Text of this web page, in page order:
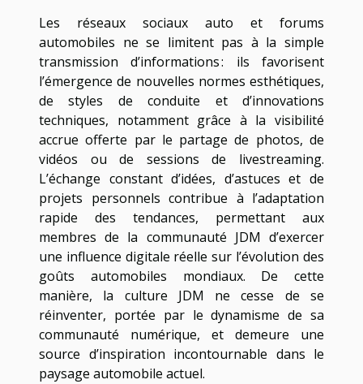
Les réseaux sociaux auto et forums
automobiles ne se limitent pas à la simple
transmission d’informations : ils favorisent
l’émergence de nouvelles normes esthétiques,
de styles de conduite et d’innovations
techniques, notamment grâce à la visibilité
accrue offerte par le partage de photos, de
vidéos ou de sessions de livestreaming.
L’échange constant d’idées, d’astuces et de
projets personnels contribue à l’adaptation
rapide des tendances, permettant aux
membres de la communauté JDM d’exercer
une influence digitale réelle sur l’évolution des
goûts automobiles mondiaux. De cette
manière, la culture JDM ne cesse de se
réinventer, portée par le dynamisme de sa
communauté numérique, et demeure une
source d’inspiration incontournable dans le
paysage automobile actuel.